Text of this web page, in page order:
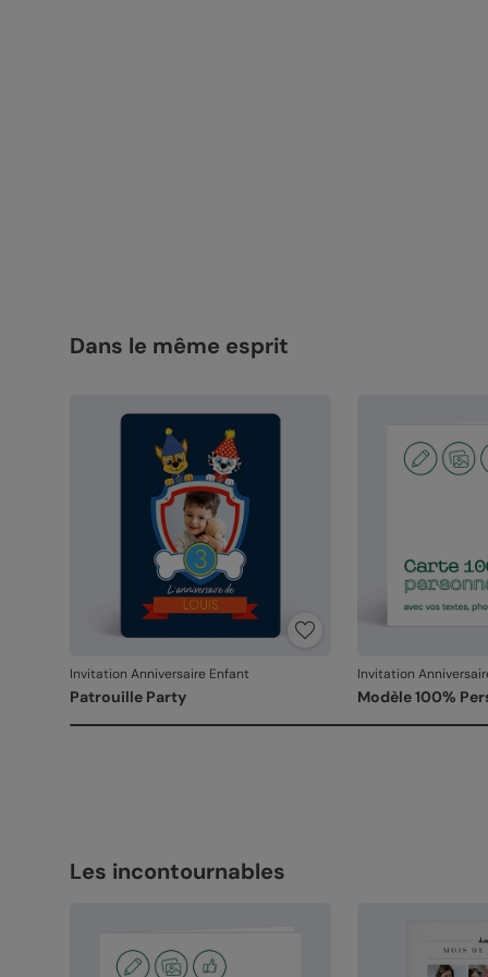
Dans le même esprit
Invitation Anniversaire Enfant
Patrouille Party
Invitation
Modèle 100%
Les incontournables